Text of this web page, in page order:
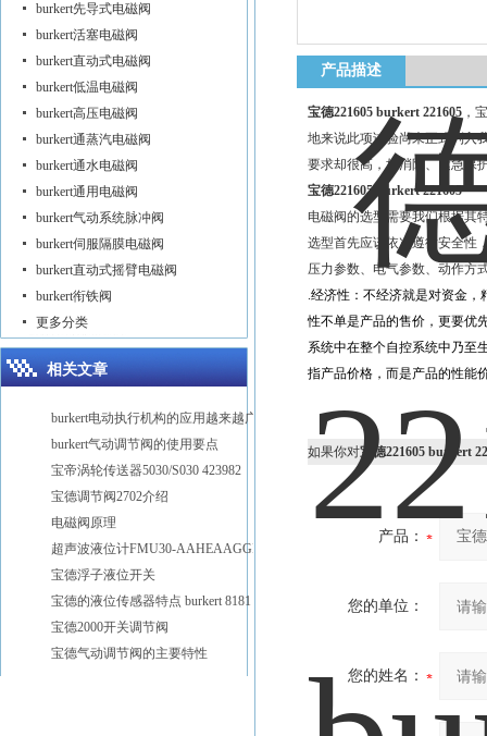
产品描述
宝德221605 burkert 221605，
地来说此项试验尚未正式列入
要求却很高，如消防、紧急保
宝德221605 burkert 221605
电磁阀的选型需要我们根据其
选型首先应该依次遵循安全性
压力参数、电气参数、动作方
.经济性：不经济就是对资金
性不单是产品的售价，更要优
系统中在整个自控系统中乃至
指产品价格，而是产品的性能
如果你对宝德221605 burkert
产品：
您的单位：
您的姓名：
burkert先导式电磁阀
burkert活塞电磁阀
burkert直动式电磁阀
burkert低温电磁阀
burkert高压电磁阀
burkert通蒸汽电磁阀
burkert通水电磁阀
burkert通用电磁阀
burkert气动系统脉冲阀
burkert伺服隔膜电磁阀
burkert直动式摇臂电磁阀
burkert衔铁阀
更多分类
相关文章
burkert电动执行机构的应用越来越广泛
burkert气动调节阀的使用要点
宝帝涡轮传送器5030/S030 423982
宝德调节阀2702介绍
电磁阀原理
宝德浮子液位开关
宝德的液位传感器特点 burkert 8181
宝德2000开关调节阀
宝德气动调节阀的主要特性